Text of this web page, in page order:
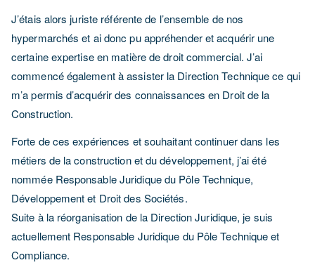
J’étais alors juriste référente de l’ensemble de nos
hypermarchés et ai donc pu appréhender et acquérir une
certaine expertise en matière de droit commercial.J’ai
commencé également à assister la Direction Technique ce qui
m’a permis d’acquérir des connaissances en Droit de la
Construction.
Forte de ces expériences et souhaitant continuer dans les
métiers de la construction et du développement, j’ai été
nommée Responsable Juridique du Pôle Technique,
Développement et Droit des Sociétés.
Suite à la réorganisation de la Direction Juridique, je suis
actuellement Responsable Juridique du Pôle Technique et
Compliance.